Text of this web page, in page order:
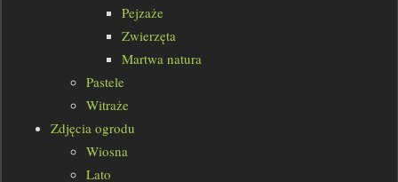
Pejzaże
Zwierzęta
Martwa natura
Pastele
Witraże
Zdjęcia ogrodu
Wiosna
Lato